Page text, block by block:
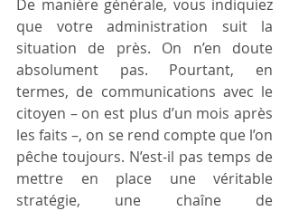
De manière générale, vous indiquiez
que votre administration suit la
situation de près. On n’en doute
absolument pas. Pourtant, en
termes, de communications avec le
citoyen – on est plus d’un mois après
les faits –, on se rend compte que l’on
pêche toujours. N’est-il pas temps de
mettre en place une véritable
stratégie, une chaîne de